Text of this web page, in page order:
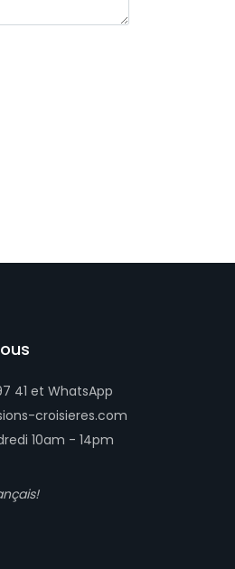
41 et WhatsApp
croisieres.com
10am - 14pm